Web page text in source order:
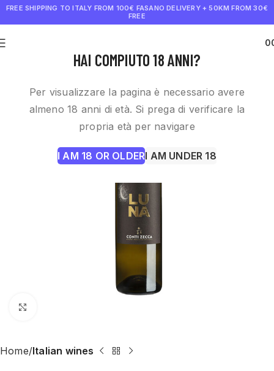
HAI COMPIUTO 18 ANNI?
Per visualizzare la pagina è necessario avere
almeno 18 anni di età. Si prega di verificare la
propria età per navigare
I AM 18 OR OLDERI AM UNDER 18
FREE SHIPPING TO ITALY FROM 100€ FASANO DELIVERY + 50KM FROM 30€
FREE
Home Italian wines